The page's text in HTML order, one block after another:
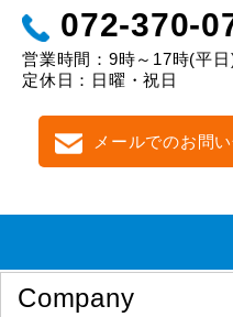
072-370-
営業時間：9時～17時(平
定休日：日曜・祝日
メールでのお問
Company